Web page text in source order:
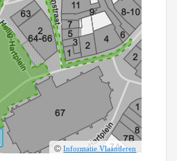
Informatie Vlaanderen